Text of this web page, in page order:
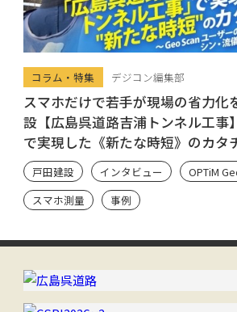
コラム・特集 デジコン編集部
スマホだけで若手が現場の省力化
設【広島呉道路吉浦トンネル工事
で実現した《新たな時短》のカタ
Scan ユーザーのシン・流儀】
戸田建設 インタビュー
OPTiM
スマホ測量
事例